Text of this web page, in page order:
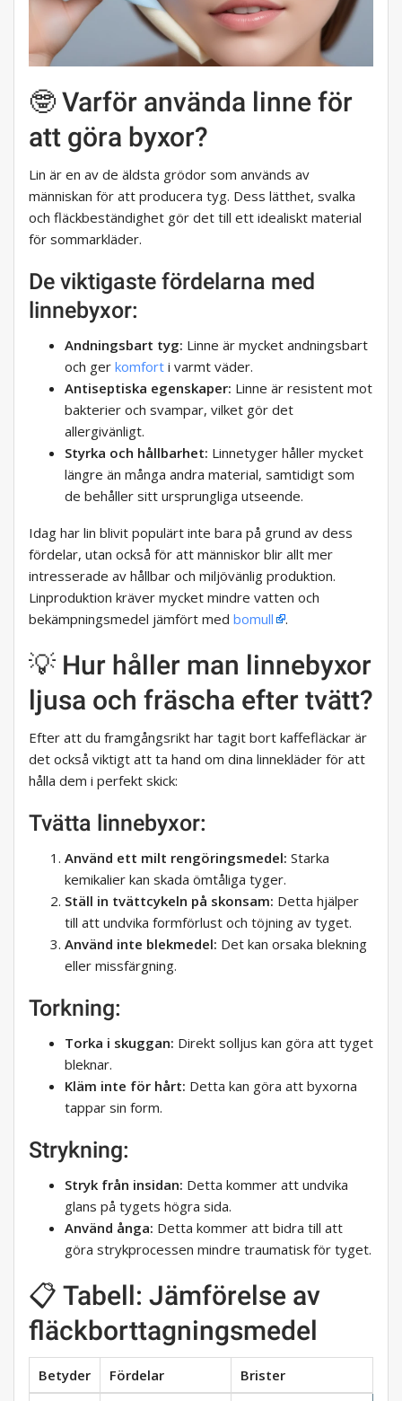
🤓 Varför använda linne för
att göra byxor?
Lin är en av de äldsta grödor som används av
människan för att producera tyg. Dess lätthet, svalka
och fläckbeständighet gör det till ett idealiskt material
för sommarkläder.
De viktigaste fördelarna med
linnebyxor:
Andningsbart tyg: Linne är mycket andningsbart
och ger komfort i varmt väder.
Antiseptiska egenskaper: Linne är resistent mot
bakterier och svampar, vilket gör det
allergivänligt.
Styrka och hållbarhet: Linnetyger håller mycket
längre än många andra material, samtidigt som
de behåller sitt ursprungliga utseende.
Idag har lin blivit populärt inte bara på grund av dess
fördelar, utan också för att människor blir allt mer
intresserade av hållbar och miljövänlig produktion.
Linproduktion kräver mycket mindre vatten och
bekämpningsmedel jämfört med bomull .
💡 Hur håller man linnebyxor
ljusa och fräscha efter tvätt?
Efter att du framgångsrikt har tagit bort kaffefläckar är
det också viktigt att ta hand om dina linnekläder för att
hålla dem i perfekt skick:
Tvätta linnebyxor:
Använd ett milt rengöringsmedel: Starka
kemikalier kan skada ömtåliga tyger.
Ställ in tvättcykeln på skonsam: Detta hjälper
till att undvika formförlust och töjning av tyget.
Använd inte blekmedel: Det kan orsaka blekning
eller missfärgning.
Torkning:
Torka i skuggan: Direkt solljus kan göra att tyget
bleknar.
Kläm inte för hårt: Detta kan göra att byxorna
tappar sin form.
Strykning:
Stryk från insidan: Detta kommer att undvika
glans på tygets högra sida.
Använd ånga: Detta kommer att bidra till att
göra strykprocessen mindre traumatisk för tyget.
📋 Tabell: Jämförelse av
fläckborttagningsmedel
Betyder Fördelar Brister